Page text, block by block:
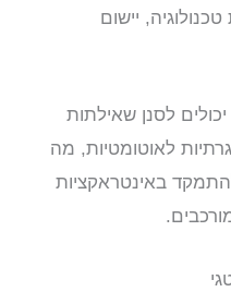
יישום
לסנן שאילתות
לאוטומטיות, מה
באינטראקציות